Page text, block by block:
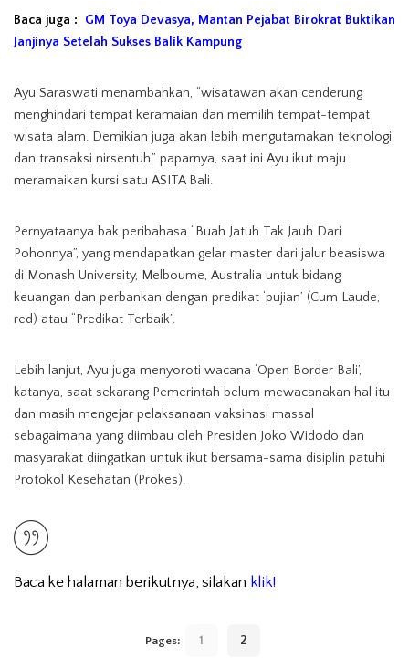
Baca juga :
GM Toya Devasya, Mantan Pejabat Birokrat Buktikan
Janjinya Setelah Sukses Balik Kampung
Ayu Saraswati menambahkan, “wisatawan akan cenderung
menghindari tempat keramaian dan memilih tempat-tempat
wisata alam. Demikian juga akan lebih mengutamakan teknologi
dan transaksi nirsentuh,” paparnya, saat ini Ayu ikut maju
meramaikan kursi satu ASITA Bali.
Pernyataanya bak peribahasa “Buah Jatuh Tak Jauh Dari
Pohonnya”, yang mendapatkan gelar master dari jalur beasiswa
di Monash University, Melboume, Australia untuk bidang
keuangan dan perbankan dengan predikat ‘pujian’ (Cum Laude,
red) atau “Predikat Terbaik”.
Lebih lanjut, Ayu juga menyoroti wacana ‘Open Border Bali’,
katanya, saat sekarang Pemerintah belum mewacanakan hal itu
dan masih mengejar pelaksanaan vaksinasi massal
sebagaimana yang diimbau oleh Presiden Joko Widodo dan
masyarakat diingatkan untuk ikut bersama-sama disiplin patuhi
Protokol Kesehatan (Prokes).
Baca ke halaman berikutnya, silakan klik!
Pages: 1 2